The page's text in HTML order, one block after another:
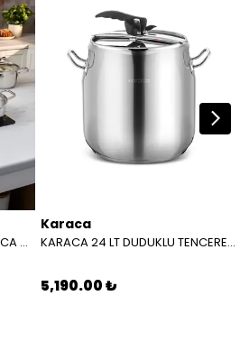
KARACA TENCERE SET 15 PARCA MARTHA 316 POWERSTEEL 8683650481577
Karaca
KARACA 24 LT DUDUKLU TENCERE HEYBELI 8683650446538
5,190.00 ₺